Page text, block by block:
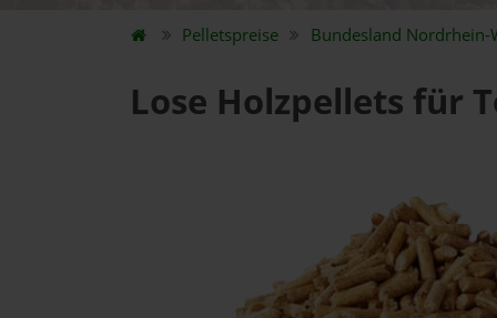
Pelletspreise Bundesland Nordrhein-
Lose Holzpellets für